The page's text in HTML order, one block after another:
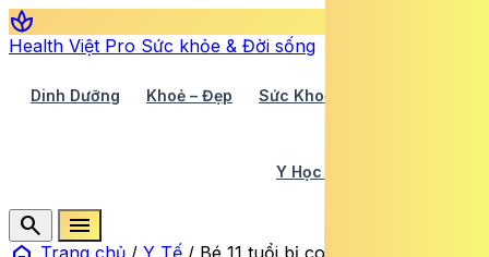
spa
Health Việt Pro Sức khỏe & Đời sống
Dinh Dưỡng Khoẻ – Đẹp Sức Khoẻ TV
Y Học Cổ Truyền
search
menu